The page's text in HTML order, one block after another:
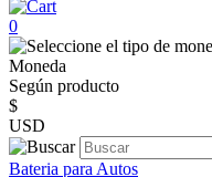
0
Moneda
Según producto
$
USD
Bateria para Autos